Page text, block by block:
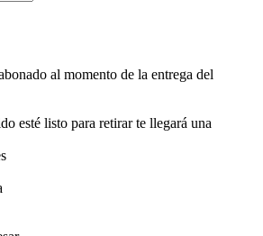
al momento de la entrega del
esté listo para retirar te llegará una